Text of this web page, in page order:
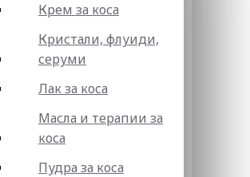
Крем за коса
Кристали, флуиди,
серуми
Лак за коса
Масла и терапии за
коса
Пудра за коса